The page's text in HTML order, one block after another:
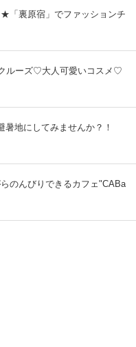
「裏原宿」でファッションチ
ルーズ♡大人可愛いコスメ♡
暑地にしてみませんか？！
のんびりできるカフェ"CABa